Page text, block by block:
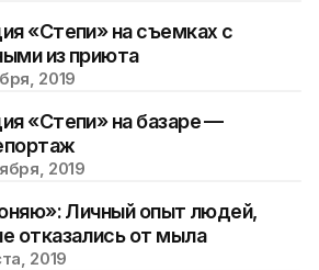
«Степи» на съемках с
из приюта
2019
«Степи» на базаре —
2019
Личный опыт людей,
отказались от мыла
2019